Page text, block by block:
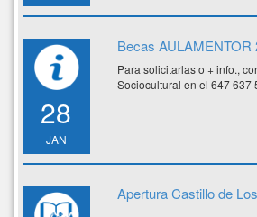
28
JAN
Becas AULAMENTOR
Para solicitarlas o + info.,
Sociocultural en el 647 637
Apertura Castillo de